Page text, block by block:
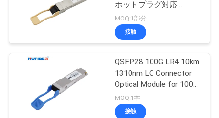
ホットプラグ対応
QSFP28-100G-SR4
MOQ:1部分
接触
QSFP28 100G LR4 10km
1310nm LC Connector
Optical Module for 100G
QSFP28 Transceiver
MOQ:1本
接触